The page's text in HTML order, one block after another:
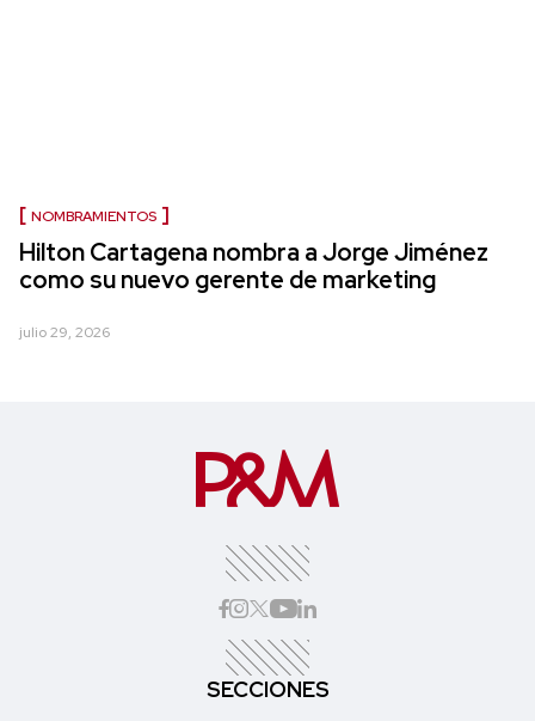
NOMBRAMIENTOS
Hilton Cartagena nombra a Jorge Jiménez
como su nuevo gerente de marketing
julio 29, 2026
SECCIONES